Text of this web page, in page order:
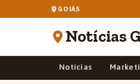
GOIÁS
Notícias
Notícias